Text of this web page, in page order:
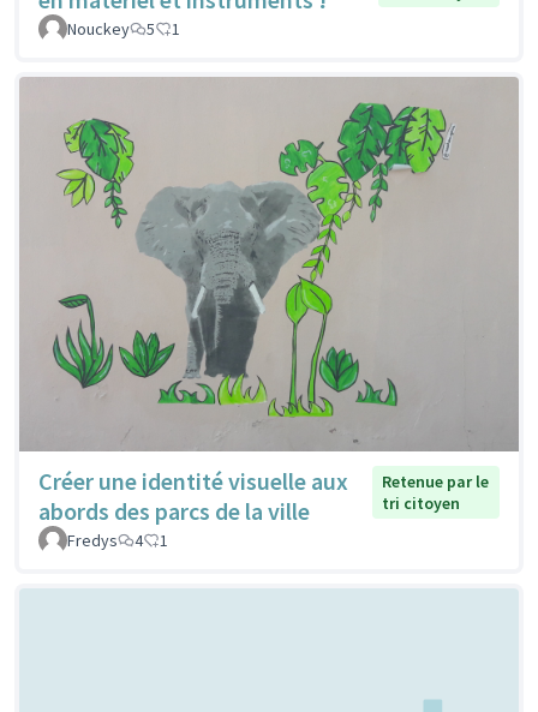
Nouckey
5 1
Créer une identité visuelle aux
abords des parcs de la ville
Retenue par le
tri citoyen
Fredys
4 1